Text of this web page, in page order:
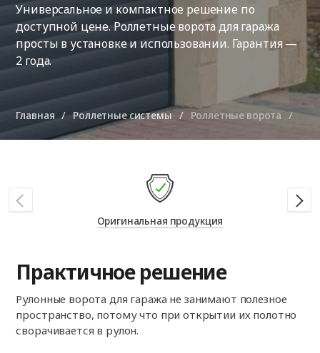
Универсальное и компактное решение по
доступной цене. Роллетные ворота для гаража
просты в установке и использовании. Гарантия —
2 года.
Главная Роллетные системы Роллетные ворота
Оригинальная продукция
Практичное решение
Рулонные ворота для гаража не занимают полезное
пространство, потому что при открытии их полотно
сворачивается в рулон.